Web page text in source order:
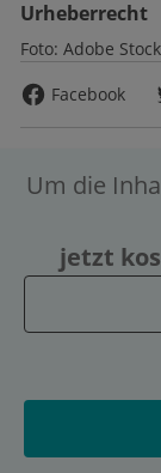
Urheberrecht
Foto: Adobe Stock
Facebook
Um die
jetzt